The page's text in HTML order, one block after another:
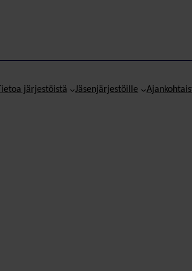
Tietoa järjestöistä Jäsenjärjestöille